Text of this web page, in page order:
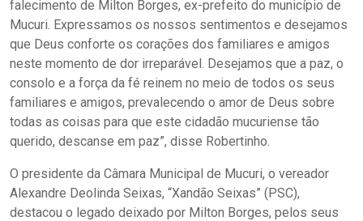
falecimento de Milton Borges, ex-prefeito do município de
Mucuri. Expressamos os nossos sentimentos e desejamos
que Deus conforte os corações dos familiares e amigos
neste momento de dor irreparável. Desejamos que a paz, o
consolo e a força da fé reinem no meio de todos os seus
familiares e amigos, prevalecendo o amor de Deus sobre
todas as coisas para que este cidadão mucuriense tão
querido, descanse em paz”, disse Robertinho.
O presidente da Câmara Municipal de Mucuri, o vereador
Alexandre Deolinda Seixas, “Xandão Seixas” (PSC),
destacou o legado deixado por Milton Borges, pelos seus